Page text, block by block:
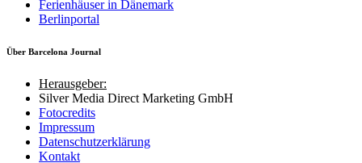
Ferienhäuser in Dänemark
Berlinportal
Über Barcelona Journal
Herausgeber:
Silver Media Direct Marketing GmbH
Fotocredits
Impressum
Datenschutzerklärung
Kontakt